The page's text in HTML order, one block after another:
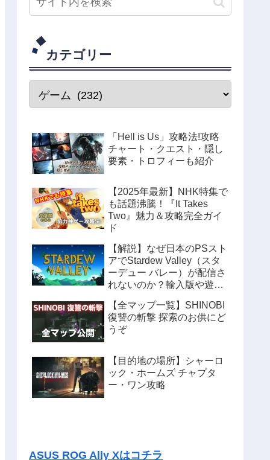
カテゴリー
「Hell is Us」攻略法!攻略
チャート・クエスト・隠し
要素・トロフィーも紹介
【2025年最新】NHK特集で
も話題沸騰！『It Takes
Two』魅力＆攻略完全ガイ
ド
【解説】なぜ日本のPSスト
アでStardew Valley（スタ
ーデュー バレー）が配信さ
れないのか？輸入版や遊ぶ
【全マップ一覧】SHINOBI
復讐の斬撃 探索のお供にど
うぞ
【目的地の場所】シャーロ
ック・ホームズ チャプタ
ー・ワン攻略
ASUS ROG Ally Xはコチラ